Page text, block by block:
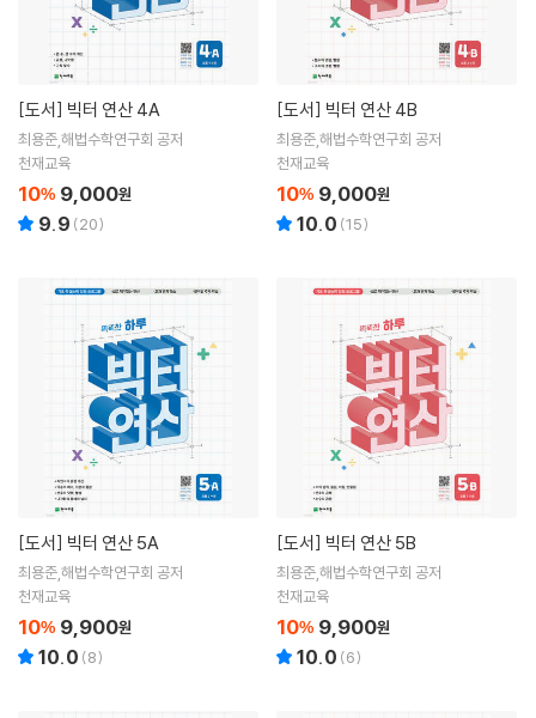
[도서] 빅터 연산 4A
최용준,해법수학연구회 공저
천재교육
10% 9,000원
9.9 (20)
[도서] 빅터 연산 4B
최용준,해법수학연구회 공저
천재교육
10% 9,000원
10.0 (15)
[도서] 빅터 연산 5A
최용준,해법수학연구회 공저
천재교육
10% 9,900원
10.0 (8)
[도서] 빅터 연산 5B
최용준,해법수학연구회 공저
천재교육
10% 9,900원
10.0 (6)